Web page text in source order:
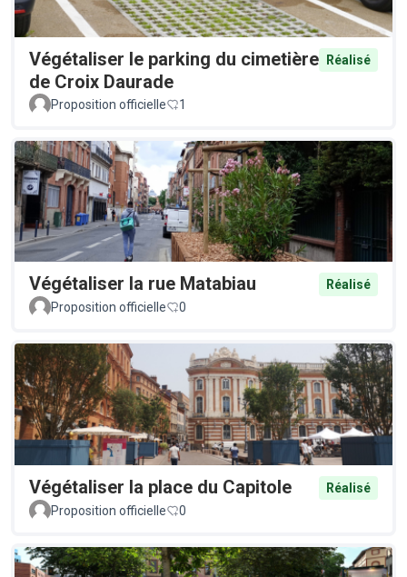
Végétaliser le parking du cimetière
de Croix Daurade
Réalisé
Proposition officielle 1
Végétaliser la rue Matabiau
Réalisé
Proposition officielle
0
Végétaliser la place du Capitole
Réalisé
Proposition officielle
0